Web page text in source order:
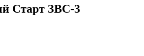
Старт ЗВС-3